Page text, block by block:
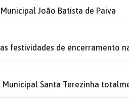
João Batista de Paiva
festividades de encerramento
Municipal Santa Terezinha